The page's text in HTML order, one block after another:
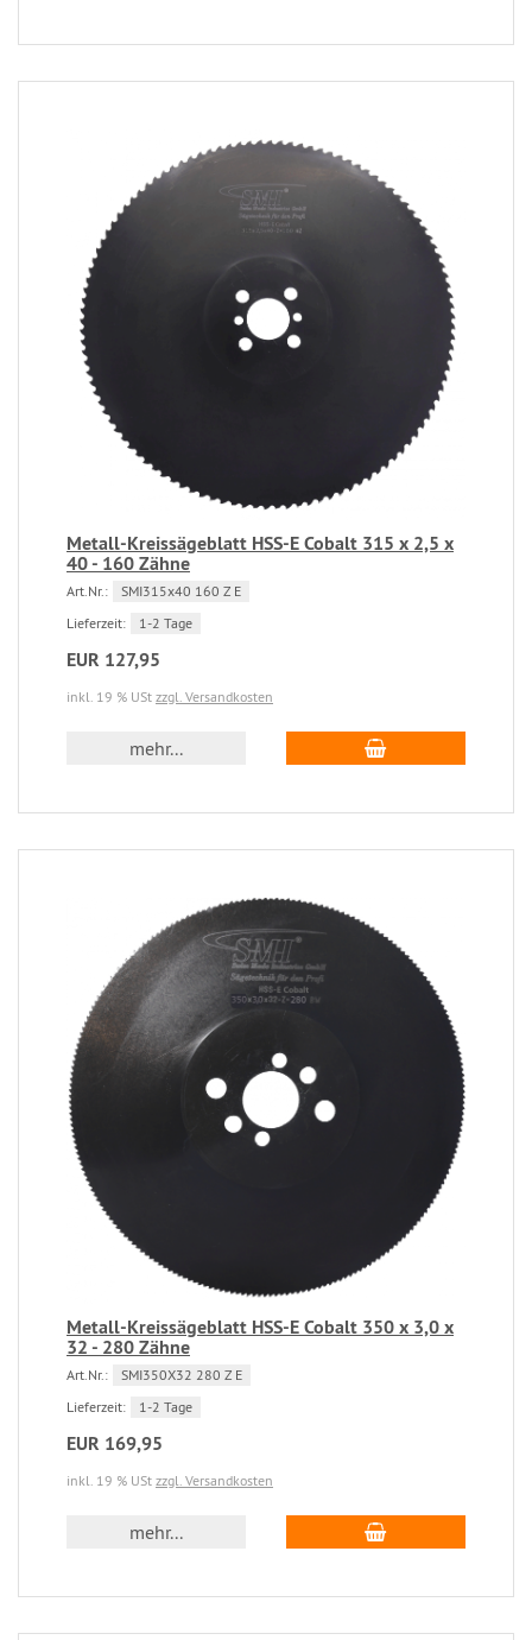
Metall-Kreissägeblatt HSS-E Cobalt 315 x 2,5 x
40 - 160 Zähne
Art.Nr.:
SMI315x40 160 Z E
Lieferzeit:
1-2 Tage
EUR 127,95
inkl. 19 % USt zzgl. Versandkosten
mehr...
Metall-Kreissägeblatt HSS-E Cobalt 350 x 3,0 x
32 - 280 Zähne
Art.Nr.:
SMI350X32 280 Z E
Lieferzeit:
1-2 Tage
EUR 169,95
inkl. 19 % USt zzgl. Versandkosten
mehr...